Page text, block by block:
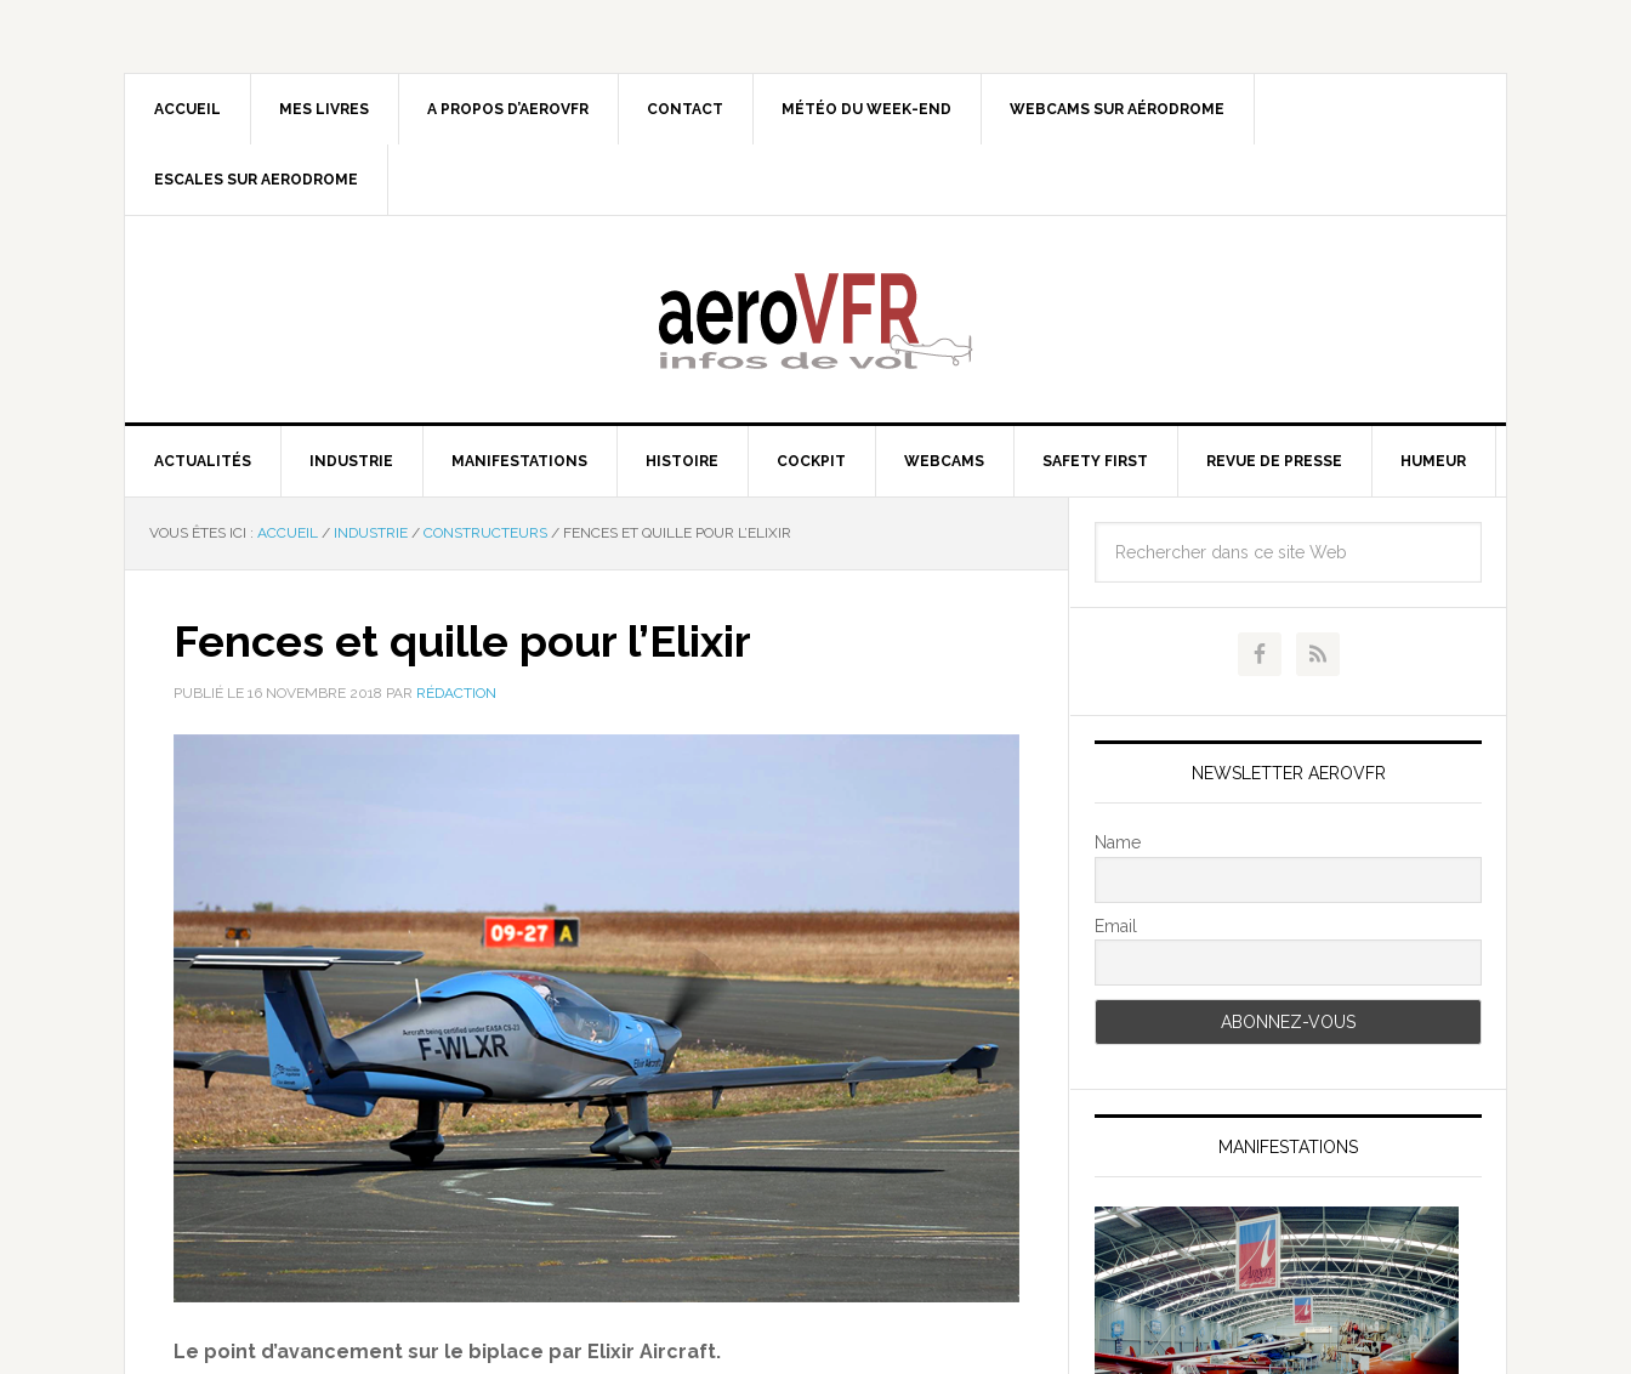
ACCUEIL MES LIVRES A PROPOS D’AEROVFR CONTACT MÉTÉO DU WEEK-END WEBCAMS SUR AÉRODROME
ESCALES SUR AERODROME
ACTUALITÉS INDUSTRIE MANIFESTATIONS HISTOIRE COCKPIT WEBCAMS SAFETY FIRST REVUE DE PRESSE HUMEUR
VOUS ÊTES ICI : ACCUEIL / INDUSTRIE / CONSTRUCTEURS / FENCES ET QUILLE POUR L’ELIXIR
Fences et quille pour l’Elixir
PUBLIÉ LE 16 NOVEMBRE 2018 PAR RÉDACTION
Le point d’avancement sur le biplace par Elixir Aircraft.
NEWSLETTER AEROVFR
Name
Email
MANIFESTATIONS